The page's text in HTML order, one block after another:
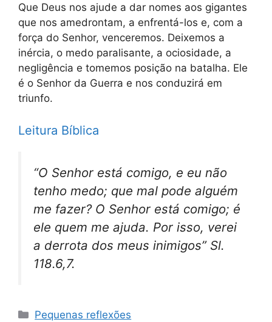
Que Deus nos ajude a dar nomes aos gigantes
que nos amedrontam, a enfrentá-los e, com a
força do Senhor, venceremos. Deixemos a
inércia, o medo paralisante, a ociosidade, a
negligência e tomemos posição na batalha. Ele
é o Senhor da Guerra e nos conduzirá em
triunfo.
Leitura Bíblica
“O Senhor está comigo, e eu não
tenho medo; que mal pode alguém
me fazer? O Senhor está comigo; é
ele quem me ajuda. Por isso, verei
a derrota dos meus inimigos” Sl.
118.6,7.
Categorias
Pequenas reflexões